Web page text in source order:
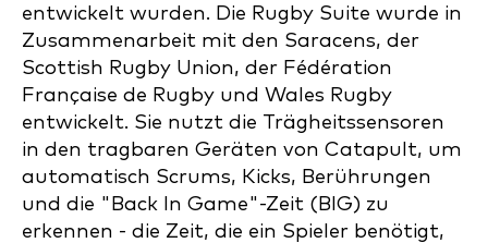
entwickelt wurden. Die Rugby Suite wurde in
Zusammenarbeit mit den Saracens, der
Scottish Rugby Union, der Fédération
Française de Rugby und Wales Rugby
entwickelt. Sie nutzt die Trägheitssensoren
in den tragbaren Geräten von Catapult, um
automatisch Scrums, Kicks, Berührungen
und die "Back In Game"-Zeit (BIG) zu
erkennen - die Zeit, die ein Spieler benötigt,